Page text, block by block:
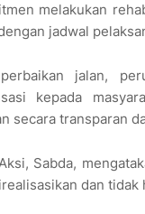
melakukan
jadwal
jalan,
kepada
secara transparan
Sabda,
dan